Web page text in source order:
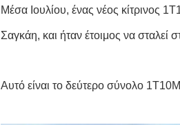
Μέσα Ιουλίου, ένας νέος κίτρινος
Σαγκάη, και ήταν έτοιμος να σταλεί
Αυτό είναι το δεύτερο σύνολο